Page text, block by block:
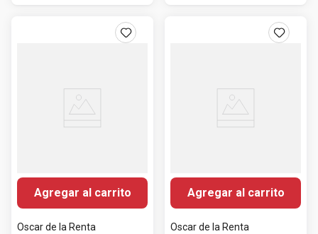
Agregar al carrito
Oscar de la Renta
Agregar al carrito
Oscar de la Renta